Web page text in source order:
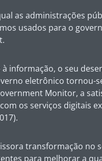
as administrações
usados ​​para o
informação, o seu
eletrônico
Monitor, a
os serviços digitais
transformação
para melhorar a